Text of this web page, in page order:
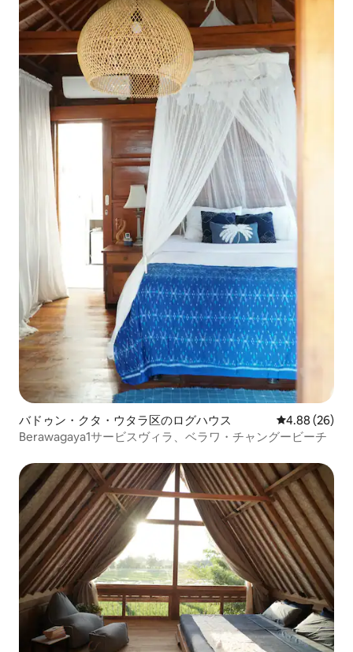
バドゥン・クタ・ウタラ区のログハウス レビュー26
4.88 (26)
Berawagaya1サービスヴィラ、ベラワ・チャングービーチ